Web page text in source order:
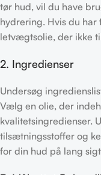
tør hud, vil du have
hydrering. Hvis du
letvægtsolie, der ikke
2. Ingredienser
Undersøg
Vælg en olie, der
kvalitetsingredienser.
tilsætningsstoffer og
for din hud på lang